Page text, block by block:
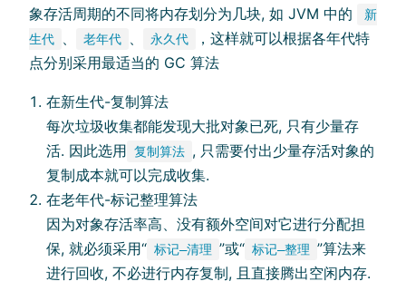
象存活周期的不同将内存划分为几块, 如 JVM 中的
新
生代
、 老年代 、 永久代
，这样就可以根据各年代特
点分别采用最适当的 GC 算法
在新生代-复制算法
每次垃圾收集都能发现大批对象已死, 只有少量存
活. 因此选用 复制算法 , 只需要付出少量存活对象的
复制成本就可以完成收集.
在老年代-标记整理算法
因为对象存活率高、没有额外空间对它进行分配担
保, 就必须采用“ 标记—清理 ”或“ 标记—整理 ”算法来
进行回收, 不必进行内存复制, 且直接腾出空闲内存.